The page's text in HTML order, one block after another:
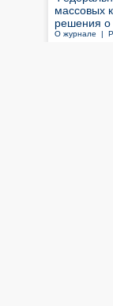
массовых
решения о
О журнале |